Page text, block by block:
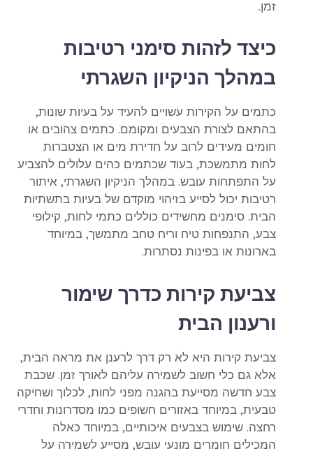
זמן.
כיצד לזהות סימני רטיבות
במהלך הניקיון השגרתי
כתמים על הקירות עשויים להעיד על בעיות שונות,
בהתאם לצורת הצבעים ומקומם. כתמים צהובים או
חומים מעידים לרוב על חדירת מים או הצטברות
לחות מתמשכת, בעוד שכתמים כהים עלולים להצביע
על התפתחות עובש. במהלך הניקיון השגרתי, איתור
רטיבות יכול לסייע בזיהוי מוקדם של בעיות בתשתיות
הבית. סימנים מחשידים כוללים כתמי לחות, קילופי
צבע, התנפחות טיח וריח טחב מתמשך, במיוחד
בארונות או בפינות נסתרות.
צביעת קירות כדרך שימור
ורענון הבית
צביעת קירות היא לא רק דרך לרענן את מראה הבית,
אלא גם כלי חשוב לשמירה עליהם לאורך זמן. שכבת
צבע חדשה מסייעת בהגנה מפני לחות, לכלוך ושחיקה
טבעית, במיוחד באזורים חשופים כמו מסדרונות וחדרי
רחצה. שימוש בצבעים איכותיים, במיוחד כאלה
המכילים חומרים מונעי עובש, מסייע לשמירה על